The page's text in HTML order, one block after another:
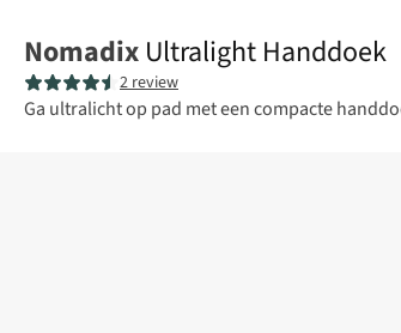
Nomadix Ultralight Handdoek
2 review
Ga ultralicht op pad met een compacte